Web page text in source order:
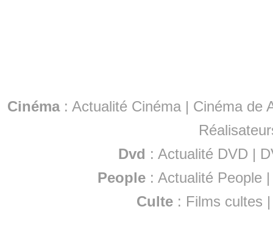
Cinéma: Actualité Cinéma | Cinéma de
Dvd : Actualité DVD |
People :Actualité People
Culte : Films cultes